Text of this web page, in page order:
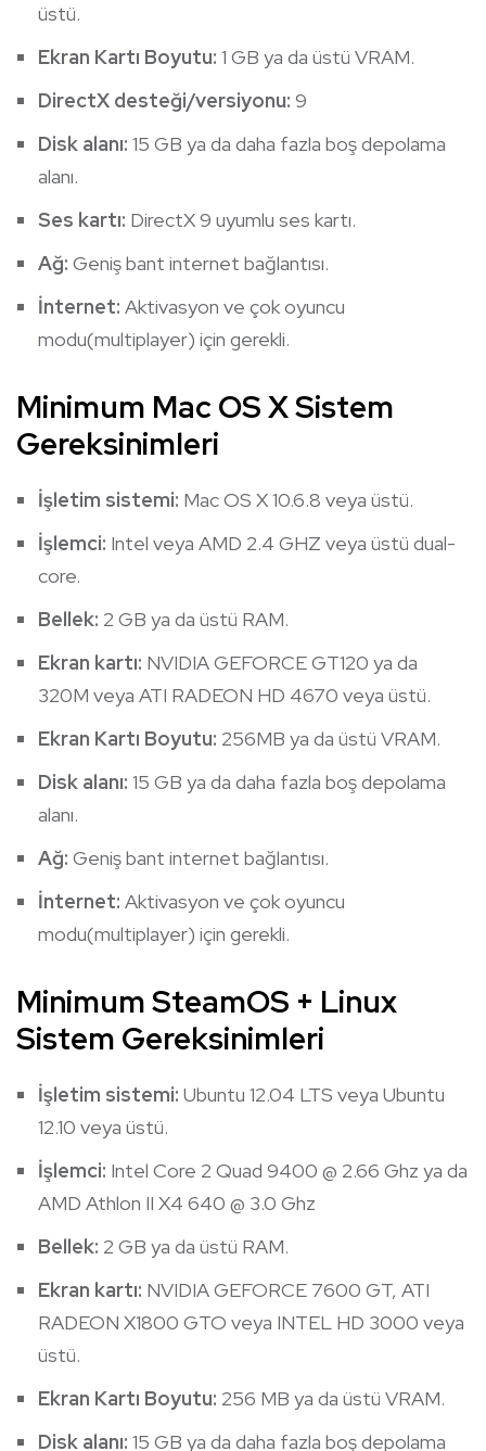
üstü.
Ekran Kartı Boyutu: 1 GB ya da üstü VRAM.
DirectX desteği/versiyonu: 9
Disk alanı: 15 GB ya da daha fazla boş depolama
alanı.
Ses kartı: DirectX 9 uyumlu ses kartı.
Ağ: Geniş bant internet bağlantısı.
İnternet: Aktivasyon ve çok oyuncu
modu(multiplayer) için gerekli.
Minimum Mac OS X Sistem
Gereksinimleri
İşletim sistemi: Mac OS X 10.6.8 veya üstü.
İşlemci: Intel veya AMD 2.4 GHZ veya üstü dual-
core.
Bellek: 2 GB ya da üstü RAM.
Ekran kartı: NVIDIA GEFORCE GT120 ya da
320M veya ATI RADEON HD 4670 veya üstü.
Ekran Kartı Boyutu: 256MB ya da üstü VRAM.
Disk alanı: 15 GB ya da daha fazla boş depolama
alanı.
Ağ: Geniş bant internet bağlantısı.
İnternet: Aktivasyon ve çok oyuncu
modu(multiplayer) için gerekli.
Minimum SteamOS + Linux
Sistem Gereksinimleri
İşletim sistemi: Ubuntu 12.04 LTS veya Ubuntu
12.10 veya üstü.
İşlemci: Intel Core 2 Quad 9400 @ 2.66 Ghz ya da
AMD Athlon II X4 640 @ 3.0 Ghz
Bellek: 2 GB ya da üstü RAM.
Ekran kartı: NVIDIA GEFORCE 7600 GT, ATI
RADEON X1800 GTO veya INTEL HD 3000 veya
üstü.
Ekran Kartı Boyutu: 256 MB ya da üstü VRAM.
Disk alanı: 15 GB ya da daha fazla boş depolama